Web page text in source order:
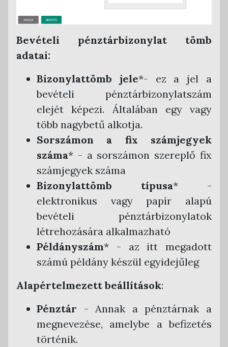
Tensoft Kettős Könyvvitel
Bevételi pénztárbizonylat tömb
adatai:
Bizonylattömb jele*- ez a jel a
bevételi pénztárbizonylatszám
elejét képezi. Általában egy vagy
több nagybetű alkotja.
Sorszámon a fix számjegyek
száma* - a sorszámon szereplő fix
számjegyek száma
Bizonylattömb típusa* -
elektronikus vagy papír alapú
bevételi pénztárbizonylatok
létrehozására alkalmazható
Példányszám* - az itt megadott
számú példány készül egyidejűleg
Alapértelmezett beállítások:
Pénztár - Annak a pénztárnak a
megnevezése, amelybe a befizetés
történik.